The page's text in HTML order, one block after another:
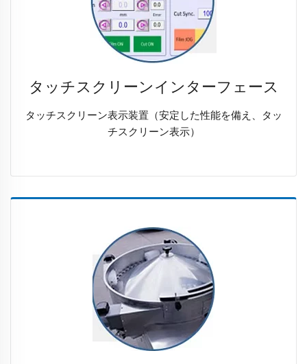
タッチスクリーンインターフェース
タッチスクリーン表示装置（安定した性能を備え、タッ
チスクリーン表示）